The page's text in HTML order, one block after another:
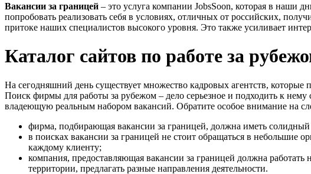
Вакансии за границей – это услуга компании JobsSoon, которая в наши
попробовать реализовать себя в условиях, отличных от российских,
притоке наших специалистов высокого уровня. Это также усиливает
Каталог сайтов по работе за
На сегодняшний день существует множество кадровых агентств, которые
Поиск фирмы для работы за рубежом – дело серьезное и подходить к
владеющую реальным набором вакансий. Обратите особое внимание на
фирма, подбирающая вакансии за границей, должна иметь
в поисках вакансии за границей не стоит обращаться в небольшие
каждому клиенту;
компания, предоставляющая вакансии за границей должна
территории, предлагать разные направления деятельности.